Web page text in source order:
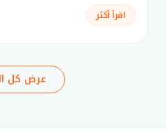
اقرأ أكثر
عرض كل